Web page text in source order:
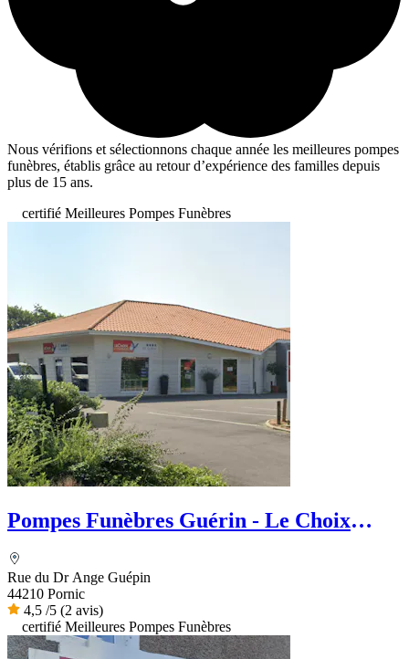
Nous vérifions et sélectionnons chaque année les meilleures pompes
funèbres, établis grâce au retour d’expérience des familles depuis
plus de 15 ans.
certifié Meilleures Pompes Funèbres
Pompes Funèbres Guérin - Le Choix
Rue du Dr Ange Guépin
44210 Pornic
4,5 /5 (2 avis)
certifié Meilleures Pompes Funèbres